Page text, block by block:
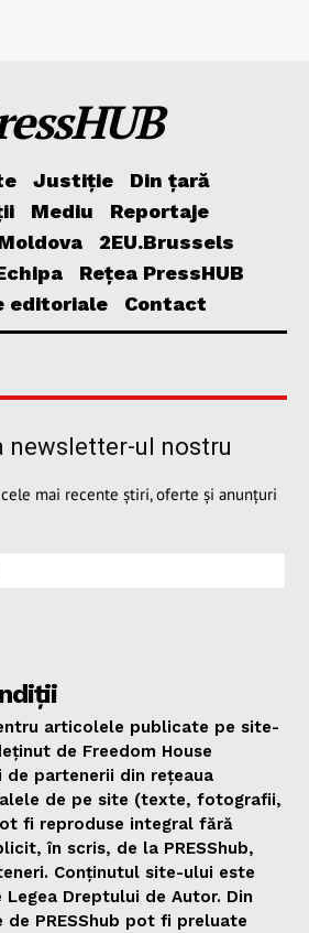
Justiție
Din țară
Mediu
Reportaje
2EU.Brussels
Rețea PressHUB
editoriale
Contact
newsletter-ul nostru
mai recente știri, oferte și anunțuri
articolele publicate pe site-
de Freedom House
de partenerii din rețeaua
de pe site (texte, fotografii,
fi reproduse integral fără
în scris, de la PRESShub,
Conținutul site-ului este
Dreptului de Autor. Din
PRESShub pot fi preluate